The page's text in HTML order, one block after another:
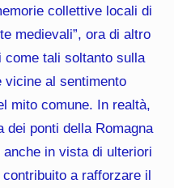
collettive locali di
medievali”, ora di altro
come tali soltanto sulla
vicine al sentimento
mito comune. In realtà,
dei ponti della Romagna
in vista di ulteriori
contribuito a rafforzare il